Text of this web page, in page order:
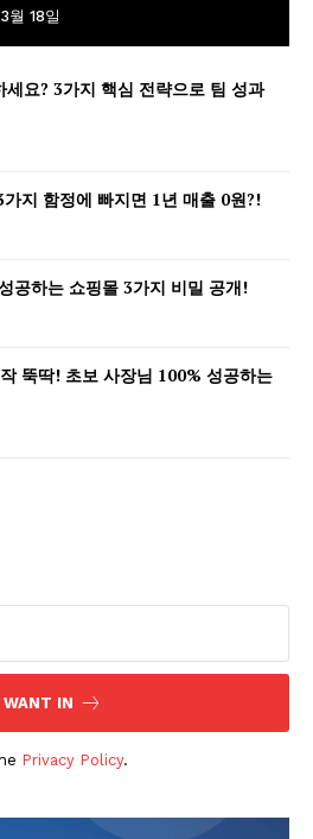
leader
월 18일
요? 3가지 핵심 전략으로 팀 성과
지 함정에 빠지면 1년 매출 0원?!
공하는 쇼핑몰 3가지 비밀 공개!
뚝딱! 초보 사장님 100% 성공하는
WANT IN
Privacy Policy.